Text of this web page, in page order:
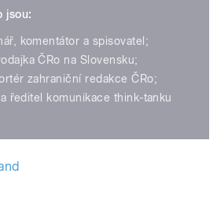
jsou:
komentátor a spisovatel;
ČRo na Slovensku;
zahraniční redakce ČRo;
a ředitel komunikace think-tanku